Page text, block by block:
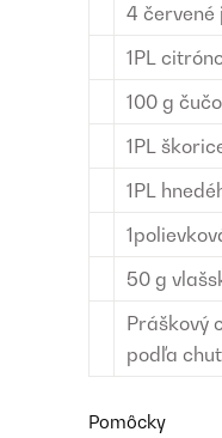
4 červené
1PL
100 g
1PL
1PL
1
50 g
Práškový
podľa
Pomôcky